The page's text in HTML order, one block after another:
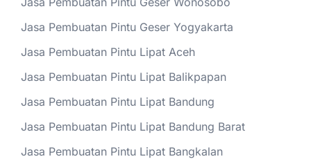
Jasa Pembuatan Pintu Geser Yogyakarta
Jasa Pembuatan Pintu Lipat Aceh
Jasa Pembuatan Pintu Lipat Balikpapan
Jasa Pembuatan Pintu Lipat Bandung
Jasa Pembuatan Pintu Lipat Bandung Barat
Jasa Pembuatan Pintu Lipat Bangkalan